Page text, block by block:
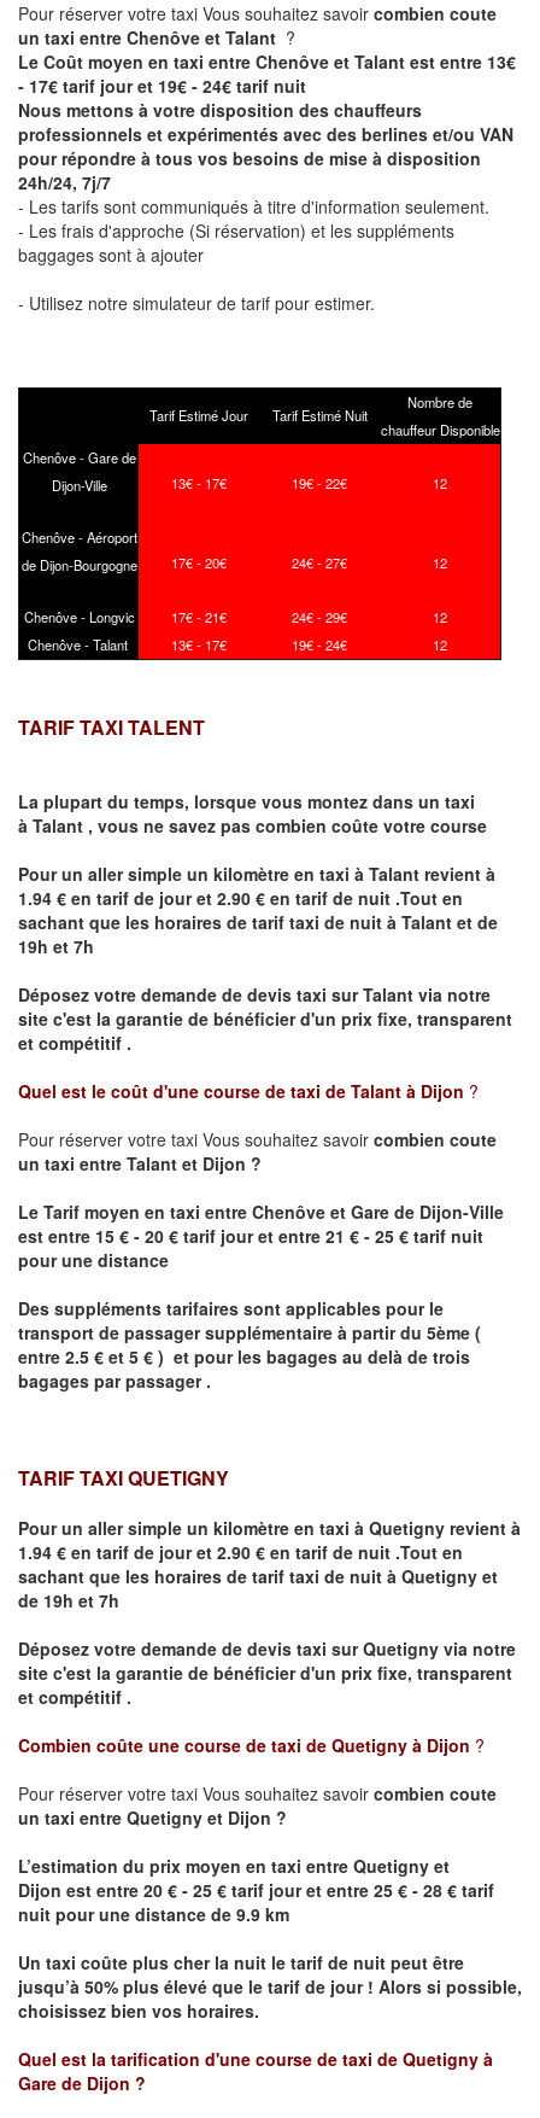
Pour réserver votre taxi Vous souhaitez savoir combien coute
un taxi entre Chenôve et Talant ?
Le Coût moyen en taxi entre Chenôve et Talant est entre 13€
- 17€ tarif jour et 19€ - 24€ tarif nuit
Nous mettons à votre disposition des chauffeurs
professionnels et expérimentés avec des berlines et/ou VAN
pour répondre à tous vos besoins de mise à disposition
24h/24, 7j/7
- Les tarifs sont communiqués à titre d'information seulement.
- Les frais d'approche (Si réservation) et les suppléments
baggages sont à ajouter
- Utilisez notre simulateur de tarif pour estimer.
Tarif Estimé Jour Tarif Estimé Nuit
Nombre de
chauffeur Disponible
Chenôve - Gare de
Dijon-Ville
13€ - 17€ 19€ - 22€ 12
Chenôve - Aéroport
de Dijon-Bourgogne
17€ - 20€ 24€ - 27€ 12
Chenôve - Longvic 17€ - 21€ 24€ - 29€
12
Chenôve - Talant
13€ - 17€ 19€ - 24€ 12
TARIF TAXI TALENT
La plupart du temps, lorsque vous montez dans un taxi
à Talant , vous ne savez pas combien coûte votre course
Pour un aller simple un kilomètre en taxi à Talant revient à
1.94 € en tarif de jour et 2.90 € en tarif de nuit .Tout en
sachant que les horaires de tarif taxi de nuit à Talant et de
19h et 7h
Déposez votre demande de devis taxi surTalant via notre
site c'est la garantie de bénéficier d'un prix fixe, transparent
et compétitif .
Quel est le coût d'une course de taxi de Talant à Dijon ?
Pour réserver votre taxi Vous souhaitez savoir combien coute
un taxi entre Talant et Dijon ?
Le Tarif moyen en taxi entre Chenôve et Gare de Dijon-Ville
est entre 15 € - 20 € tarif jour et entre 21 € - 25 € tarif nuit
pour une distance
Des suppléments tarifaires sont applicables pour le
transport de passager supplémentaire à partir du 5ème (
entre 2.5 € et 5 € ) et pour les bagages au delà de trois
bagages par passager .
TARIF TAXI QUETIGNY
Pour un aller simple un kilomètre en taxi à Quetigny revient à
1.94 € en tarif de jour et 2.90 € en tarif de nuit .Tout en
sachant que les horaires de tarif taxi de nuit à Quetigny et
de 19h et 7h
Déposez votre demande de devis taxi surQuetigny via notre
site c'est la garantie de bénéficier d'un prix fixe, transparent
et compétitif .
Combien coûte une course de taxi de Quetigny à Dijon ?
Pour réserver votre taxi Vous souhaitez savoir combien coute
un taxi entre Quetigny et Dijon ?
L’estimation du prix moyen en taxi entre Quetigny et
Dijon est entre 20 € - 25 € tarif jour et entre 25 € - 28 € tarif
nuit pour une distance de 9.9 km
Un taxi coûte plus cher la nuit le tarif de nuit peut être
jusqu’à 50% plus élevé que le tarif de jour ! Alors si possible,
choisissez bien vos horaires.
Quel est la tarification d'une course de taxi de Quetigny à
Gare de Dijon ?